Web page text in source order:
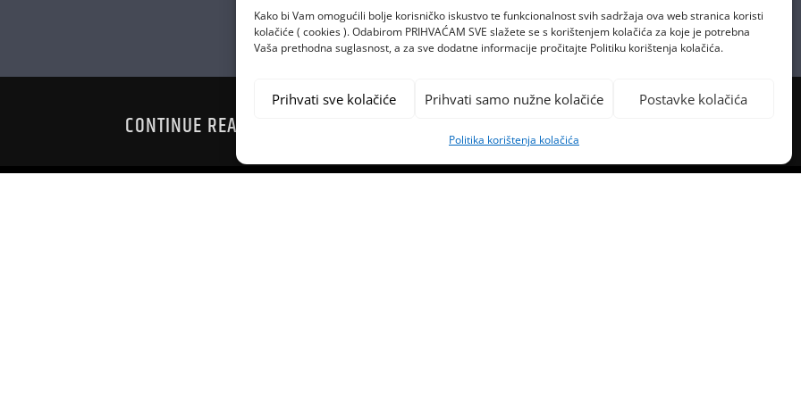
Kako bi Vam omogućili bolje korisničko iskustvo te funkcionalnost svih sadržaja ova web stranica koristi
kolačiće ( cookies ). Odabirom PRIHVAĆAM SVE slažete se s korištenjem kolačića za koje je potrebna
Vaša prethodna suglasnost, a za sve dodatne informacije pročitajte Politiku korištenja kolačića.
Prihvati sve kolačiće Prihvati samo nužne kolačiće Postavke kolačića
Politika korištenja kolačića
CONTINUE READING